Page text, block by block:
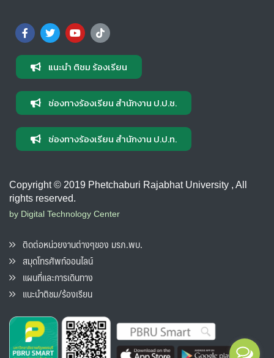
แนะนำ ติชม ร้องเรียน
ช่องทางร้องเรียน สำนักงาน ป.ป.ช.
ช่องทางร้องเรียน สำนักงาน ป.ป.ท.
Copyright © 2019 Phetchaburi Rajabhat University , All
rights reserved.
by Digital Technology Center
ติดต่อหน่วยงานต่างๆของ มรภ.พบ.
สมุดโทรศัพท์ออนไลน์
แผนที่และการเดินทาง
แนะนำติชม/ร้องเรียน